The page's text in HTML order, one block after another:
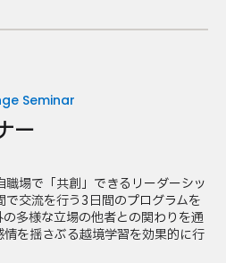
Seminar
ー
場で「共創」できるリーダーシッ
交流を行う3日間のプログラムを
多様な立場の他者との関わりを通
情を揺さぶる越境学習を効果的に行